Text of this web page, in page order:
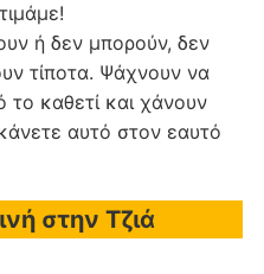
ή δεν μπορούν, δεν
τίποτα. Ψάχνουν να
το καθετί και χάνουν
αυτό στον εαυτό
στην Τζιά